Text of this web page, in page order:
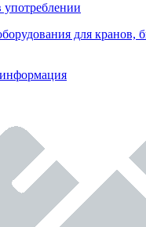
для кранов,